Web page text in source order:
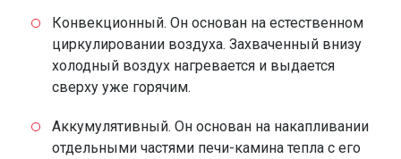
Конвекционный. Он основан на естественном
циркулировании воздуха. Захваченный внизу
холодный воздух нагревается и выдается
сверху уже горячим.
Аккумулятивный. Он основан на накапливании
отдельными частями печи-камина тепла с его